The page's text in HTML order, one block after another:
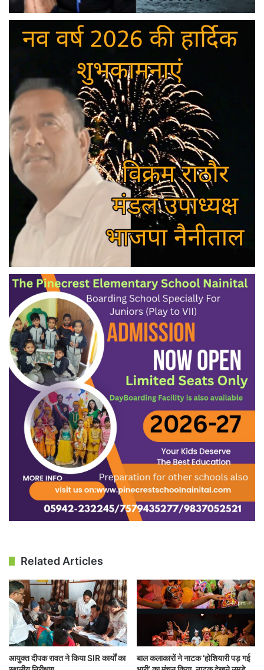
Related Articles
आयुक्त दीपक रावत ने किया SIR कार्यों का
बाल कलाकारों ने नाटक ‘होशियारी पड़ गई